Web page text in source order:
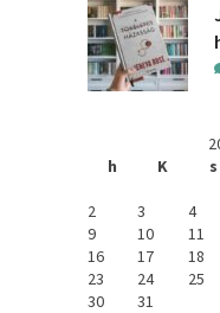
h
K s
2
3 4
9
10 11
16
17 18
23
24 25
30
31